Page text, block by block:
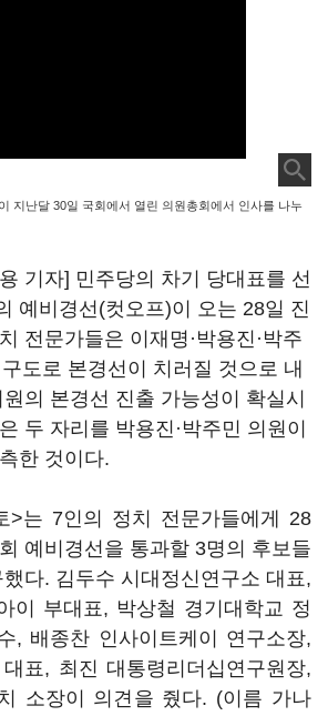
지난달 30일 국회에서 열린 의원총회에서 인사를 나누
기자] 민주당의 차기 당대표를 선
예비경선(컷오프)이 오는 28일 진
전문가들은 이재명·박용진·박주
도로 본경선이 치러질 것으로 내
의 본경선 진출 가능성이 확실시
두 자리를 박용진·박주민 의원이
한 것이다.
>는 7인의 정치 전문가들에게 28
예비경선을 통과할 3명의 후보들
다. 김두수 시대정신연구소 대표,
이 부대표, 박상철 경기대학교 정
, 배종찬 인사이트케이 연구소장,
표, 최진 대통령리더십연구원장,
소장이 의견을 줬다. (이름 가나